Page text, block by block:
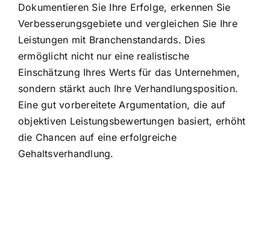
Dokumentieren Sie Ihre Erfolge, erkennen Sie
Verbesserungsgebiete und vergleichen Sie Ihre
Leistungen mit Branchenstandards. Dies
ermöglicht nicht nur eine realistische
Einschätzung Ihres Werts für das Unternehmen,
sondern stärkt auch Ihre Verhandlungsposition.
Eine gut vorbereitete Argumentation, die auf
objektiven Leistungsbewertungen basiert, erhöht
die Chancen auf eine erfolgreiche
Gehaltsverhandlung.